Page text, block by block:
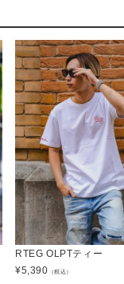
RTEG OLPTティー
¥5,390 （税込）